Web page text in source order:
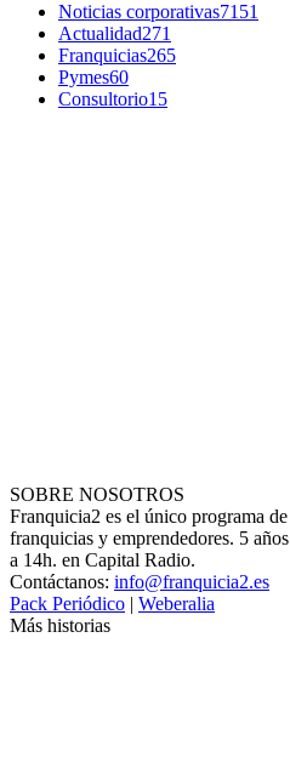
Noticias corporativas7151
Actualidad271
Franquicias265
Pymes60
Consultorio15
SOBRE NOSOTROS
Franquicia2 es el único programa
franquicias y emprendedores. 5
a 14h. en Capital Radio.
Contáctanos: info@franquicia2.es
Pack Periódico | Weberalia
Más historias